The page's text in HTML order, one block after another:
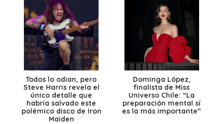
Todos lo odian, pero
Steve Harris revela el
único detalle que
habría salvado este
polémico disco de Iron
Maiden
Dominga López,
finalista de Miss
Universo Chile: “La
preparación mental sí
es la más importante”